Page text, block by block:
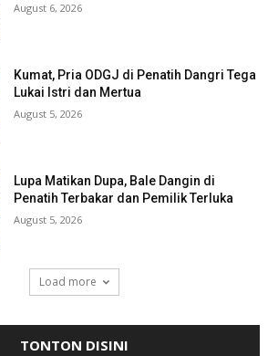
August 6, 2026
Kumat, Pria ODGJ di Penatih Dangri Tega
Lukai Istri dan Mertua
August 5, 2026
Lupa Matikan Dupa, Bale Dangin di
Penatih Terbakar dan Pemilik Terluka
August 5, 2026
Load more
TONTON DISINI